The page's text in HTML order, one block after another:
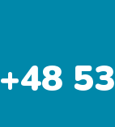
+48